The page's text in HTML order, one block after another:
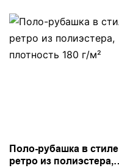
Поло-рубашка в стиле
ретро из полиэстера,